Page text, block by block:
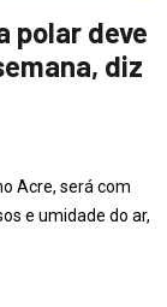
polar deve
diz
Acre, será com
e umidade do ar,